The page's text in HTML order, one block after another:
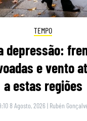
TEMPO
depressão:
e vento
a estas regiões
8 Agosto, 2026 | Rubén